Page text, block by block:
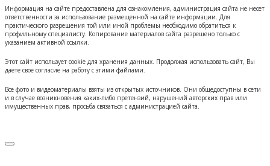
Информация на сайте предоставлена для ознакомления, администрация сайта не несет
ответственности за использование размещенной на сайте информации. Для
практического разрешения той или иной проблемы необходимо обратиться к
профильному специалисту. Копирование материалов сайта разрешено только с
указанием активной ссылки.
Этот сайт использует cookie для хранения данных. Продолжая использовать сайт, Вы
даете свое согласие на работу с этими файлами.
Все фото и видеоматериалы взяты из открытых источников. Они общедоступны в сети
и в случае возникновения каких-либо претензий, нарушений авторских прав или
имущественных прав, просьба связаться с администрацией сайта.